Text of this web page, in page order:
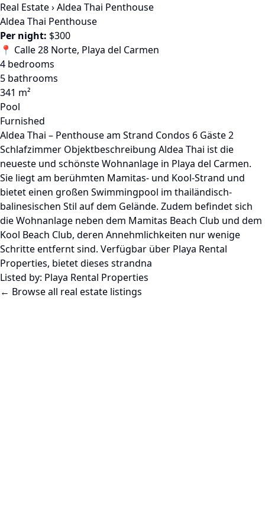
Real Estate›Aldea Thai Penthouse
Aldea Thai Penthouse
Per night: $300
📍 Calle 28 Norte, Playa del Carmen
4 bedrooms
5 bathrooms
341 m²
Pool
Furnished
Aldea Thai – Penthouse am Strand Condos 6 Gäste 2
Schlafzimmer Objektbeschreibung Aldea Thai ist die
neueste und schönste Wohnanlage in Playa del Carmen.
Sie liegt am berühmten Mamitas- und Kool-Strand und
bietet einen großen Swimmingpool im thailändisch-
balinesischen Stil auf dem Gelände. Zudem befindet sich
die Wohnanlage neben dem Mamitas Beach Club und dem
Kool Beach Club, deren Annehmlichkeiten nur wenige
Schritte entfernt sind. Verfügbar über Playa Rental
Properties, bietet dieses strandna
Listed by: Playa Rental Properties
← Browse all real estate listings